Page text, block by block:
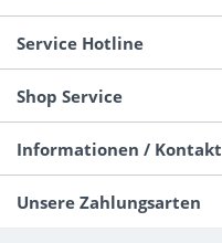
Service Hotline
Shop Service
Informationen / Kontakt
Unsere Zahlungsarten